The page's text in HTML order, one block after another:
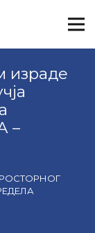
израде
–